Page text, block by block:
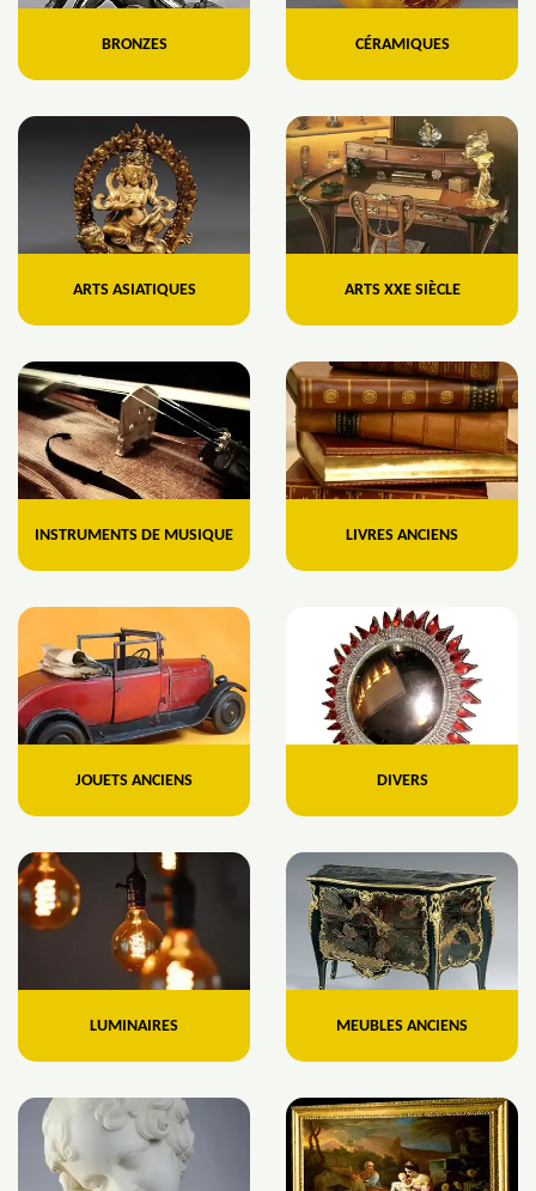
BRONZES CÉRAMIQUES
ARTS ASIATIQUES ARTS XXE SIÈCLE
INSTRUMENTS DE MUSIQUE LIVRES ANCIENS
JOUETS ANCIENS DIVERS
LUMINAIRES MEUBLES ANCIENS